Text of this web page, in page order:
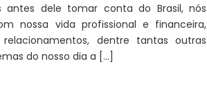
antes dele tomar conta do Brasil, nós
nossa vida profissional e financeira,
dentre tantas outras
do nosso dia a […]